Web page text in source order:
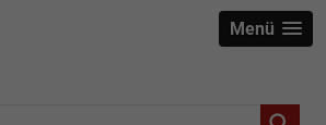
Menü